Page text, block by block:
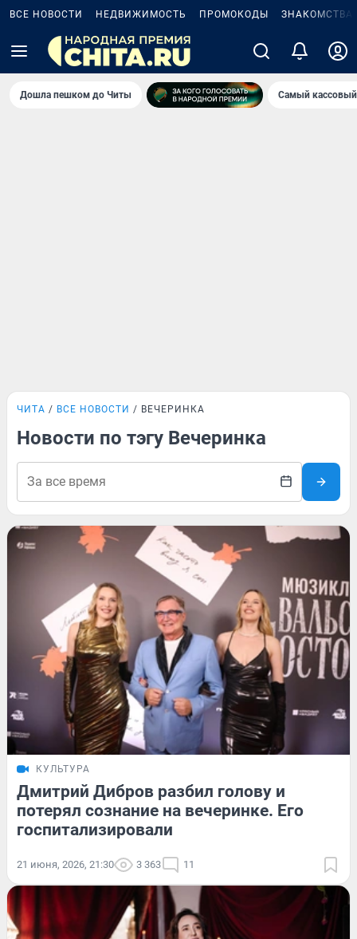
ВСЕ НОВОСТИ НЕДВИЖИМОСТЬ ПРОМОКОДЫ ЗНАКОМСТВА
Дошла пешком до Читы Самый
ЧИТА ВСЕ НОВОСТИ ВЕЧЕРИНКА
Новости по тэгу Вечеринка
КУЛЬТУРА
Дмитрий Дибров разбил голову и
потерял сознание на вечеринке. Его
госпитализировали
21 июня, 2026, 21:30 3 363 11